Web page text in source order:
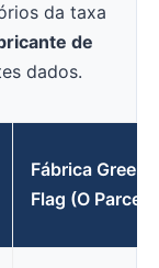
da taxa
de
dados.
Fábrica Green
Flag (O